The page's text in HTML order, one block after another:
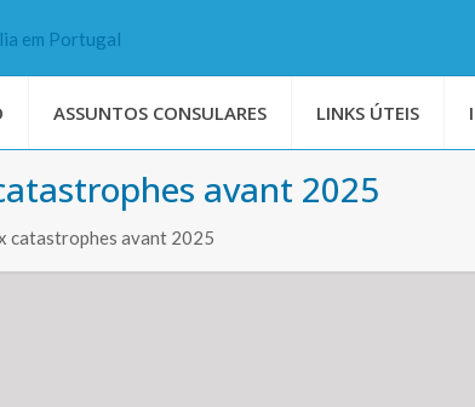
ASSUNTOS CONSULARES LINKS ÚTEIS
avant 2025
catastrophes avant 2025